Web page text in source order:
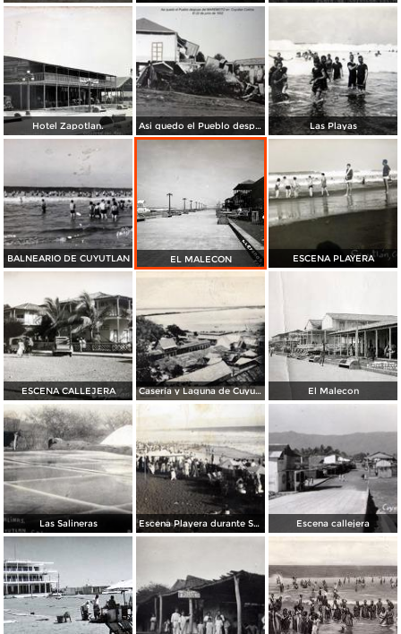
Hotel Zapotlan. Asi quedo el Pueblo despues del MAREMOTO en Cuyutlan Colima El 22 de junio de 1932 Las Playas
BALNEARIO DE CUYUTLAN EL MALECON ESCENA PLAYERA
ESCENA CALLEJERA Casería y Laguna de Cuyutlán El Malecon
Las Salineras Escena Playera durante Semana Santa Escena callejera